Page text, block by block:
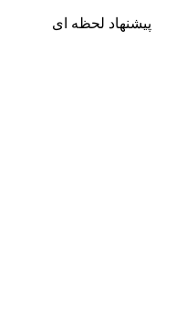
لحظه ای